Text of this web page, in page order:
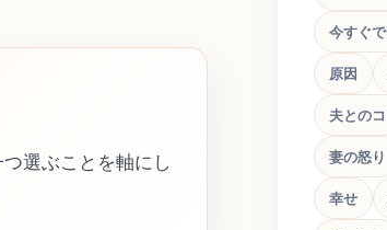
選ぶことを軸にし
今すぐ
原因
夫との
妻の怒り
幸せ